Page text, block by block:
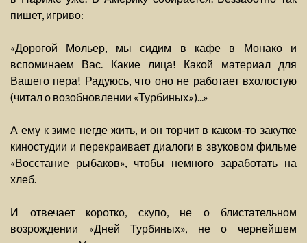
пишет, игриво:
«Дорогой Мольер, мы сидим в кафе в Монако и
вспоминаем Вас. Какие лица! Какой материал для
Вашего пера! Радуюсь, что оно не работает вхолостую
(читал о возобновлении «Турбиных»)...»
А ему к зиме негде жить, и он торчит в каком-то закутке
киностудии и перекраивает диалоги в звуковом фильме
«Восстание рыбаков», чтобы немного заработать на
хлеб.
И отвечает коротко, скупо, не о блистательном
возрождении «Дней Турбиных», не о чернейшем